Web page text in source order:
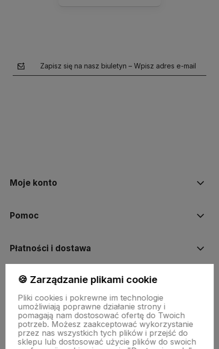
Zapisz się na nasz biuletyn – Wpisz adres e-mail
Moje konto
Pomoc
Płatności i dostawa
Informacje
O nas
🍪 Zarządzanie plikami cookie
Pliki cookies i pokrewne im technologie
umożliwiają poprawne działanie strony i
pomagają nam dostosować ofertę do Twoich
potrzeb. Możesz zaakceptować wykorzystanie
przez nas wszystkich tych plików i przejść do
sklepu lub dostosować użycie plików do swoich